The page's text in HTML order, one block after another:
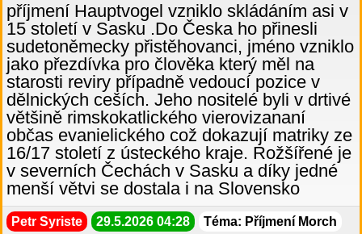
příjmení Hauptvogel vzniklo skládáním asi v
15 století v Sasku .Do Česka ho přinesli
sudetoněmecky přistěhovanci, jméno vzniklo
jako přezdívka pro člověka který měl na
starosti reviry případně vedoucí pozice v
dělnických ceších. Jeho nositelé byli v drtivé
většině rimskokatlického vierovizananí
občas evanielického což dokazují matriky ze
16/17 století z ústeckého kraje. Rožšířené je
v severních Čechách v Sasku a díky jedné
menší větvi se dostala i na Slovensko
Petr Syriste 29.5.2026 04:28 Téma: Příjmení Morch